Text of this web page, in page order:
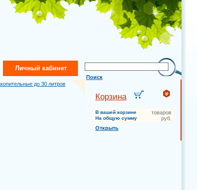
Поиск
Личный кабинет
до 30 литров
Корзина
В вашей корзине товаров
На общую сумму
руб.
Открыть